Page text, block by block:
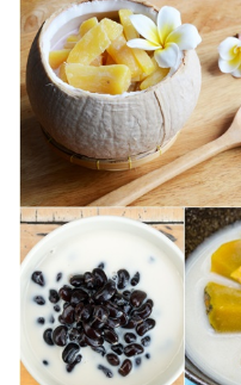
บันเทิง
รูปภาพ
ดู
Music
Station
ละคร
บันเทิง
เกาหลี